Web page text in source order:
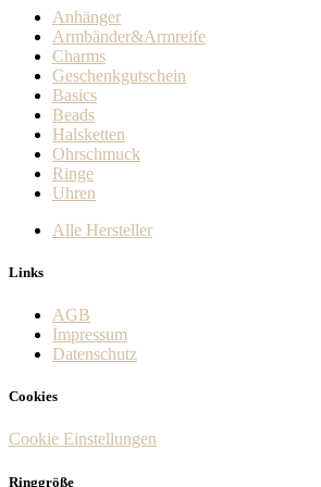
Anhänger
Armbänder&Armreife
Charms
Geschenkgutschein
Basics
Beads
Halsketten
Ohrschmuck
Ringe
Uhren
Alle Hersteller
Links
AGB
Impressum
Datenschutz
Cookies
Cookie Einstellungen
Ringgröße